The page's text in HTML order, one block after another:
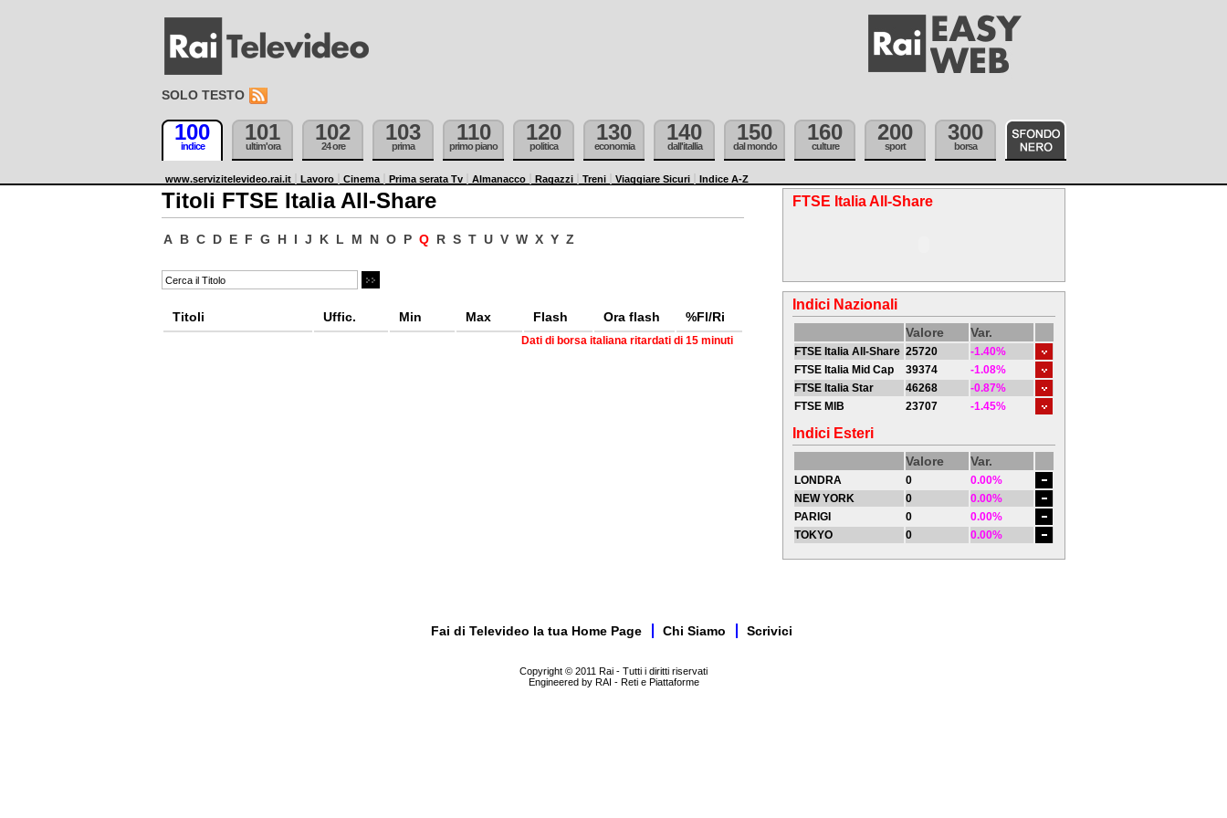
SOLO TESTO
100
indice
101
ultim'ora
102
24 ore
103
prima
110
primo piano
120
politica
130
economia
140
dall'itallia
150
dal mondo
160
culture
200
sport
300
borsa
www.servizitelevideo.rai.it Lavoro Cinema Prima serata Tv Almanacco Ragazzi Treni Viaggiare Sicuri Indice A-Z
Titoli FTSE Italia All-Share
A B C D E F G H I J K L M N O P Q R S T U V W X Y Z
Titoli Uffic. Min Max Flash Ora flash %Fl/Ri
Dati di borsa italiana ritardati di 15 minuti
FTSE Italia All-Share
Indici Nazionali
Valore Var.
FTSE Italia All-Share 25720
-1.40%
FTSE Italia Mid Cap
39374
-1.08%
FTSE Italia Star
46268
-0.87%
FTSE MIB
23707 -1.45%
Indici Esteri
Valore Var.
LONDRA 0
0.00%
NEW YORK
0
0.00%
PARIGI
0
0.00%
TOKYO
0 0.00%
Fai di Televideo la tua Home Page Chi Siamo Scrivici
Copyright © 2011 Rai - Tutti i diritti riservati
Engineered by RAI - Reti e Piattaforme